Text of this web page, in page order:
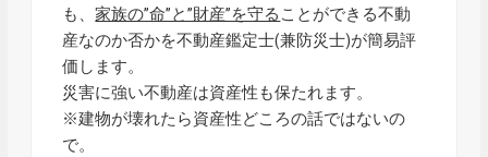
も、家族の”命”と”財産”を守る ことができる不動
産なのか否かを不動産鑑定士(兼防災士)が簡易評
価します。
災害に強い不動産は資産性も保たれます。
※建物が壊れたら資産性どころの話ではないの
で。